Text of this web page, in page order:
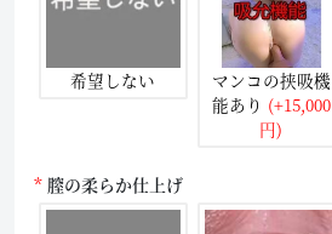
希望しない
マンコの挟吸機
能あり (+15,000
円)
膣の柔らか仕上げ